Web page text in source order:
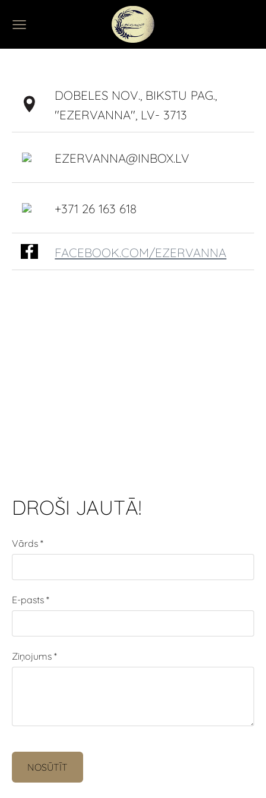
DOBELES NOV., BIKSTU PAG.,
''EZERVANNA'', LV- 3713
EZERVANNA@INBOX.LV
+371 26 163 618
FACEBOOK.COM/EZERVANNA
DROŠI JAUTĀ!
Vārds *
E-pasts *
Ziņojums *